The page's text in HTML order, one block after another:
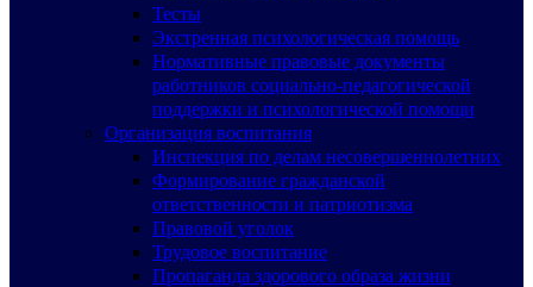
Тесты
Экстренная психологическая помощь
Нормативные правовые документы
работников социально-педагогической
поддержки и психологической помощи
Организация воспитания
Инспекция по делам несовершеннолетних
Формирование гражданской
ответственности и патриотизма
Правовой уголок
Трудовое воспитание
Пропаганда здорового образа жизни